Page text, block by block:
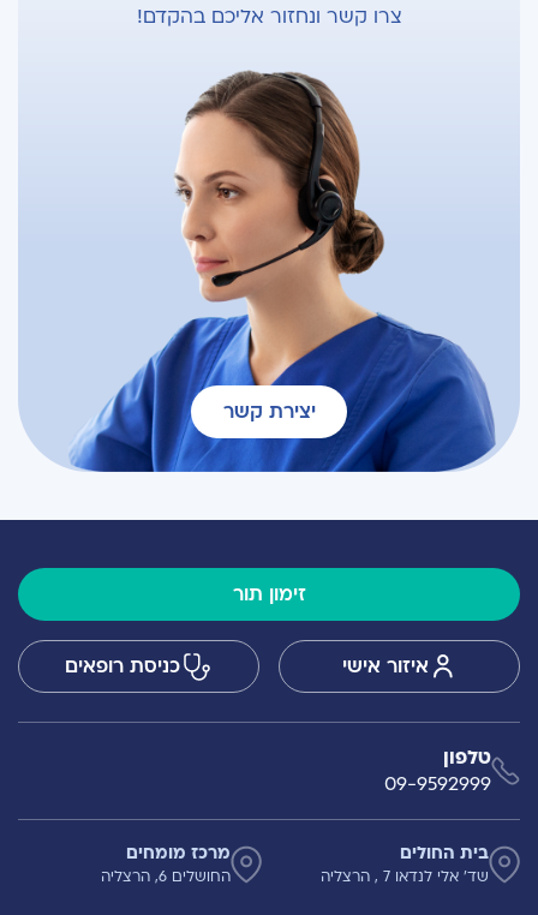
צרו קשר ונחזור אליכם בהקדם!
יצירת קשר
זימון תור
איזור אישי כניסת רופאים
טלפון
09-9592999
בית החולים
שד' אלי לנדאו 7 , הרצליה
מרכז מומחים
החושלים 6, הרצליה